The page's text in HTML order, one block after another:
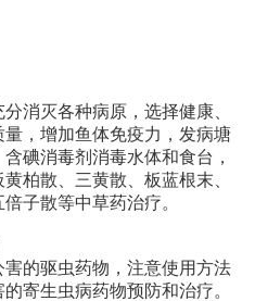
消灭各种病原，选择健康、
，增加鱼体免疫力，发病塘
碘消毒剂消毒水体和食台，
柏散、三黄散、板蓝根末、
子散等中草药治疗。
的驱虫药物，注意使用方法
寄生虫病药物预防和治疗。